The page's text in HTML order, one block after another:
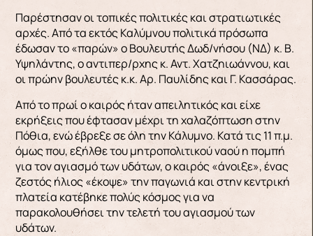
Παρέστησαν οι τοπικές πολιτικές και στρατιωτικές
αρχές. Από τα εκτός Καλύμνου πολιτικά πρόσωπα
έδωσαν το «παρών» ο Βουλευτής Δωδ/νήσου (ΝΔ) κ. Β.
Υψηλάντης, ο αντιπερ/ρχης κ. Αντ. Χατζηιωάννου, και
οι πρώην βουλευτές κ.κ. Αρ. Παυλίδης και Γ. Κασσάρας.
Από το πρωί ο καιρός ήταν απειλητικός και είχε
εκρήξεις που έφτασαν μέχρι τη χαλαζόπτωση στην
Πόθια, ενώ έβρεξε σε όλη την Κάλυμνο. Κατά τις 11 π.μ.
όμως που, εξήλθε του μητροπολιτικού ναού η πομπή
για τον αγιασμό των υδάτων, ο καιρός «άνοιξε», ένας
ζεστός ήλιος «έκοψε» την παγωνιά και στην κεντρική
πλατεία κατέβηκε πολύς κόσμος για να
παρακολουθήσει την τελετή του αγιασμού των
υδάτων.